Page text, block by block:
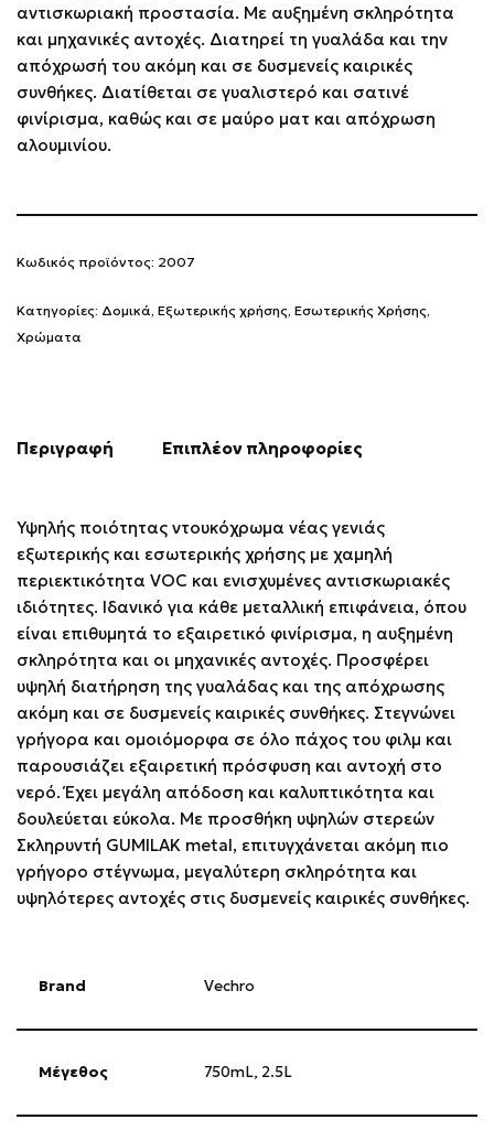
αντισκωριακή προστασία. Με αυξημένη σκληρότητα
και μηχανικές αντοχές. Διατηρεί τη γυαλάδα και την
απόχρωσή του ακόμη και σε δυσμενείς καιρικές
συνθήκες. Διατίθεται σε γυαλιστερό και σατινέ
φινίρισμα, καθώς και σε μαύρο ματ και απόχρωση
αλουμινίου.
Κωδικός προϊόντος: 2007
Κατηγορίες: Δομικά Εξωτερικής χρήσης Εσωτερικής Χρήσης
Χρώματα
Περιγραφή Επιπλέον πληροφορίες
Υψηλής ποιότητας ντουκόχρωμα νέας γενιάς
εξωτερικής και εσωτερικής χρήσης με χαμηλή
περιεκτικότητα VOC και ενισχυμένες αντισκωριακές
ιδιότητες. Ιδανικό για κάθε μεταλλική επιφάνεια, όπου
είναι επιθυμητά το εξαιρετικό φινίρισμα, η αυξημένη
σκληρότητα και οι μηχανικές αντοχές. Προσφέρει
υψηλή διατήρηση της γυαλάδας και της απόχρωσης
ακόμη και σε δυσμενείς καιρικές συνθήκες. Στεγνώνει
γρήγορα και ομοιόμορφα σε όλο πάχος του φιλμ και
παρουσιάζει εξαιρετική πρόσφυση και αντοχή στο
νερό. Έχει μεγάλη απόδοση και καλυπτικότητα και
δουλεύεται εύκολα. Με προσθήκη υψηλών στερεών
Σκληρυντή GUMILAK metal, επιτυγχάνεται ακόμη πιο
γρήγορο στέγνωμα, μεγαλύτερη σκληρότητα και
υψηλότερες αντοχές στις δυσμενείς καιρικές συνθήκες.
Brand Vechro
Μέγεθος 750mL, 2.5L